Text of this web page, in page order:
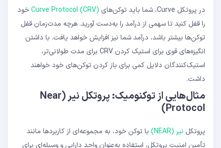
در پروتکل Curve، شما باید توکن‌های
Curve Protocol (CRV)خود
را قفل کنید تا سهمی از درآمد را به‌دست آورید. هرچه مدت‌زمان قفل
توکن‌ها بیشتر باشد، درآمد شما نیز افزایش خواهد یافت. با داشتن
انگیزه‌های قوی برای استیک کردن CRV برای مدت طولانی‌تر،
استیک‌کنندگان دلایل کمی برای باز کردن توکن‌های خود خواهند
داشت.
مثال‌هایی از توکنومیک: پروتکل نیر (Near
Protocol)
پروتکل نیر (NEAR)
با توکن خود، به مجموعه‌ای از کاربردها مانند
تأمین امنیت پروتکل، استفاده به‌عنوان واحد دارایی و وسیله‌ای برای